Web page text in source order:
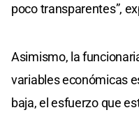
poco transparentes”,
Asimismo, la
variables económicas
baja, el esfuerzo que